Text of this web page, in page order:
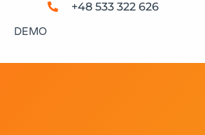
DEMO
+48 533 322 626